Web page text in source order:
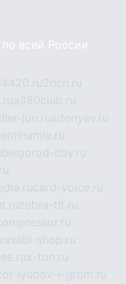
всей России
2rich.ru
a380club.ru
jun.ruadonyev.ru
belgorod-day.ru
card-voice.ru
zebra-tlt.ru
shop.ru
x-ton.ru
tor-lyubov-i-grom.ru